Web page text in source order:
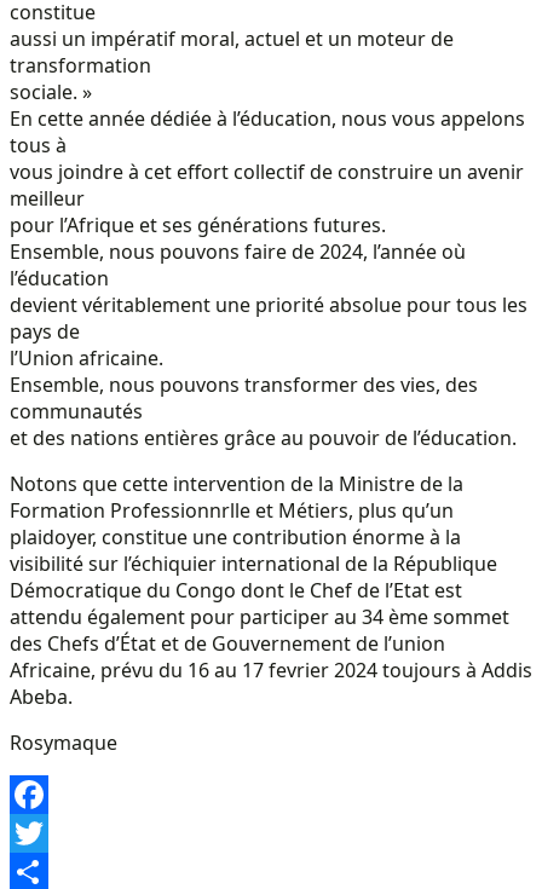
constitue
aussi un impératif moral, actuel et un moteur de
transformation
sociale. »
En cette année dédiée à l’éducation, nous vous appelons
tous à
vous joindre à cet effort collectif de construire un avenir
meilleur
pour l’Afrique et ses générations futures.
Ensemble, nous pouvons faire de 2024, l’année où
l’éducation
devient véritablement une priorité absolue pour tous les
pays de
l’Union africaine.
Ensemble, nous pouvons transformer des vies, des
communautés
et des nations entières grâce au pouvoir de l’éducation.
Notons que cette intervention de la Ministre de la
Formation Professionnrlle et Métiers, plus qu’un
plaidoyer, constitue une contribution énorme à la
visibilité sur l’échiquier international de la République
Démocratique du Congo dont le Chef de l’Etat est
attendu également pour participer au 34 ème sommet
des Chefs d’État et de Gouvernement de l’union
Africaine, prévu du 16 au 17 fevrier 2024 toujours à Addis
Abeba.
Rosymaque
Facebook
Twitter